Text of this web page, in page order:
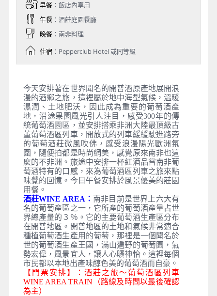
早餐：飯店內享用
午餐：酒莊庭園餐廳
晚餐：南非料理
住宿：Pepperclub Hotel 或同等級
今天安排著在世界聞名的開普酒原產地展開浪
漫的酒鄉之旅，這裡屬於地中海型氣候，溫暖
濕潤、土地肥沃，因此成為重要的葡萄酒產
地，沿途果園風光引人注目，感受300年的傳
統葡萄酒園區，並安排搭乘非洲大陸最頂級古
董葡萄酒區列車，開放式的列車緩緩駛進路旁
的葡萄酒莊微風吹佛，感受浪漫陽光歐洲氛
圍，隨便拍都是時尚網美，感覺原來南非也這
麼的不非洲。旅途中安排一杯紅酒品嘗南非葡
萄酒特有的口感，來為葡萄酒區列車之旅來點
味覺的回憶。今日午餐安排於風景優美的莊園
用餐。
酒莊WINE AREA： 南非目前是世界上六大有
名的葡萄產區之一，它所產的葡萄酒產量占世
界總產量的３％。它的主要葡萄酒生產區分布
在開普地區。開普地區的土地和氣候非常適合
種植葡萄酒生產用的葡萄，那裡是一個聞名於
世的葡萄酒生產王國，滿山遍野的葡萄園，氣
勢宏偉，風景宜人，讓人心曠神怡。這裡每個
市民都以本地出產味醇色美的葡萄酒而自豪。
【門票安排】：酒莊之旅～葡萄酒區列車
WINE AREA TRAIN（路線及時間以最後確認
為主）